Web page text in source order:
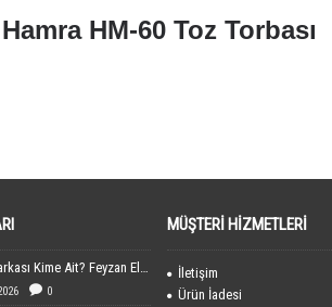
Hamra HM-60 Toz Torbası
FEYEL Markası Kime Ait? Feyzan Elektronik Hakkında Bilgiler
0
MÜŞTERI HIZMETLERI
İletişim
Ürün İadesi